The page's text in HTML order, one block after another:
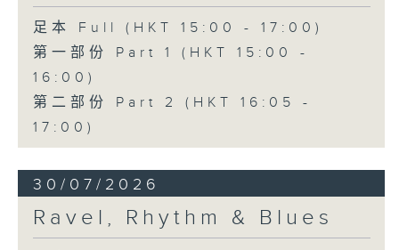
足本 Full (HKT 15:00 - 17:00)
第一部份 Part 1 (HKT 15:00 -
16:00)
第二部份 Part 2 (HKT 16:05 -
17:00)
30/07/2026
Ravel, Rhythm & Blues